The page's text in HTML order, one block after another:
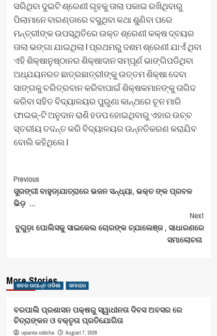
ସରିଥିବା ଦୁଇଟି ଶ୍ରେଣୀ ଗୃହକୁ ତାଲା ପକାଇ ରଖିଥିବାରୁ
ପିଲାମାନେ ବାରଣ୍ଡାରେ ବସୁଥିବା କଥା ଶୁଣିବା ପରେ
ମନ୍ତ୍ରୀଙ୍କ ଉପସ୍ଥିତିରେ ଉକ୍ତ ଶ୍ରେଣୀ କକ୍ଷ ଦ୍ବୟର
ତାଲା ଭଙ୍ଗା ଯାଇଥିଲା l ପ୍ରଥମରୁ ଦଶମ ଶ୍ରେଣୀ ଯାଏଁ ଥିବା
ଏହି ଶିକ୍ଷାନୁଷ୍ଠାନର ଶିକ୍ଷାଦାନ ସମ୍ପୂର୍ଣ ଭାଙ୍ଗିପଡିଥିବା
ଅଧ୍ଯୟନରତ ଛାତ୍ରଛାତ୍ରୀଙ୍କୁ ଉତ୍ତମ ଶିକ୍ଷା ଦେବା
ସାଙ୍ଗକୁ ଚରିତ୍ରବାନ କରିବାପାଇଁ ଶିକ୍ଷକମାନଙ୍କୁ ତାଗିଦ
କରିବା ସହିତ ବିଦ୍ୟାଳୟର ପୁରୁଣା କାନ୍ଥରେ ଚୂନ ମାରି
ଫାଇଭ୍-ଟି ଅନୁଦାନ ରାଶି ହଡପ ହୋଇଥିବାରୁ ଏହାର ଉଚ୍ଚ
ସ୍ତରୀୟ ତଦନ୍ତ କରି ବିଦ୍ୟାଳୟର ଉନ୍ନତିକରଣ କରାଯିବ
ବୋଲି କହିଥିଲେ l
Post
Navigation
Previous
ସୁରଙ୍ଗୀ ବାହୁଡା଼ଯାତ୍ରାରେ ଭଜନ ସନ୍ଧ୍ୟା, ଭକ୍ତ ଙ୍କ ପ୍ରବଳ
ଭିଡ଼ …
Next
ବୁଗୁଡ଼ା ପୋଲିସକୁ ସାଇକେଲ ଚୋରଙ୍କ ଚ୍ଯାଲେଞ୍ଜ , ସାଧାରଣରେ
ସମାଲୋଚନା
More Stories
ଖବର ଉପାନ୍ତ ଓଡିଶା ସମାଚାର
ବରପାଲି ପ୍ରଶାସନ ପକ୍ଷରୁ ସ୍ୱାଧୀନତା ଦିବସ ଅବସର ରେ
ଚିତ୍ରାଙ୍କନ ଓ ବକ୍ତୃତା ପ୍ରତିଯୋଗିତା
upanta odisha August 7, 2026